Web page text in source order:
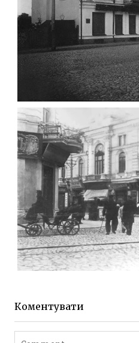
ФОТО ЖИТОМИРА
МИХАЙЛІВСЬКА-
ЖИТОМИР
Коментувати